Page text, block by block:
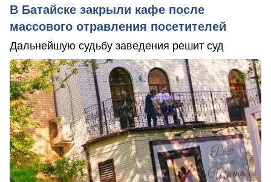
В Батайске закрыли кафе после
массового отравления посетителей
Дальнейшую судьбу заведения решит суд